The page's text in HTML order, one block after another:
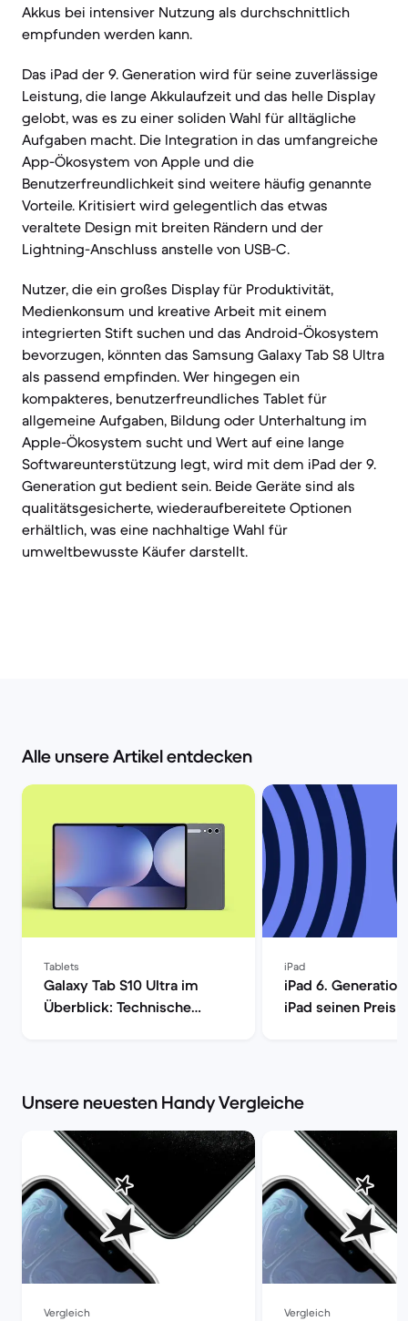
Akkus bei intensiver Nutzung als durchschnittlich
empfunden werden kann.
Das iPad der 9. Generation wird für seine zuverlässige
Leistung, die lange Akkulaufzeit und das helle Display
gelobt, was es zu einer soliden Wahl für alltägliche
Aufgaben macht. Die Integration in das umfangreiche
App-Ökosystem von Apple und die
Benutzerfreundlichkeit sind weitere häufig genannte
Vorteile. Kritisiert wird gelegentlich das etwas
veraltete Design mit breiten Rändern und der
Lightning-Anschluss anstelle von USB-C.
Nutzer, die ein großes Display für Produktivität,
Medienkonsum und kreative Arbeit mit einem
integrierten Stift suchen und das Android-Ökosystem
bevorzugen, könnten das Samsung Galaxy Tab S8 Ultra
als passend empfinden. Wer hingegen ein
kompakteres, benutzerfreundliches Tablet für
allgemeine Aufgaben, Bildung oder Unterhaltung im
Apple-Ökosystem sucht und Wert auf eine lange
Softwareunterstützung legt, wird mit dem iPad der 9.
Generation gut bedient sein. Beide Geräte sind als
qualitätsgesicherte, wiederaufbereitete Optionen
erhältlich, was eine nachhaltige Wahl für
umweltbewusste Käufer darstellt.
Alle unsere Artikel entdecken
Tablets
Galaxy Tab S10 Ultra im
Überblick: Technische
iPad
iPad 6.
iPad seinen Preis
Unsere neuesten Handy Vergleiche
Vergleich Vergleich